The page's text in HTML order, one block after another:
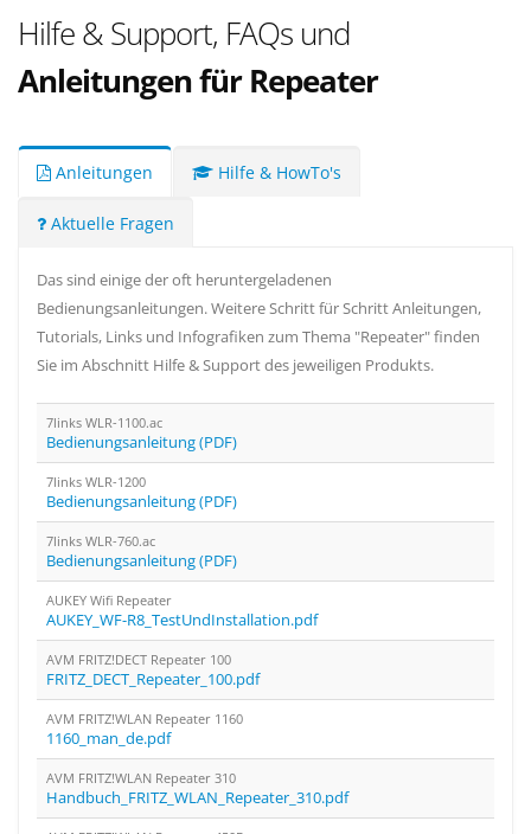
Hilfe & Support, FAQs und
Anleitungen für Repeater
Anleitungen Hilfe & HowTo's
Aktuelle Fragen
Das sind einige der oft heruntergeladenen
Bedienungsanleitungen. Weitere Schritt für Schritt Anleitungen,
Tutorials, Links und Infografiken zum Thema "Repeater" finden
Sie im Abschnitt Hilfe & Support des jeweiligen Produkts.
7links WLR-1100.ac
Bedienungsanleitung (PDF)
7links WLR-1200
Bedienungsanleitung (PDF)
7links WLR-760.ac
Bedienungsanleitung (PDF)
AUKEY Wifi Repeater
AUKEY_WF-R8_TestUndInstallation.pdf
AVM FRITZ!DECT Repeater 100
FRITZ_DECT_Repeater_100.pdf
AVM FRITZ!WLAN Repeater 1160
1160_man_de.pdf
AVM FRITZ!WLAN Repeater 310
Handbuch_FRITZ_WLAN_Repeater_310.pdf